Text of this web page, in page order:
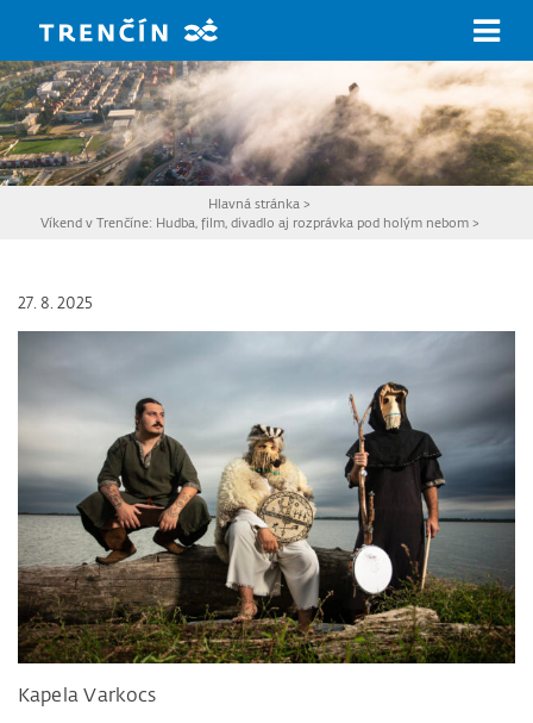
Hlavná stránka >
Víkend v Trenčíne: Hudba, film, divadlo aj rozprávka pod holým nebom>
27. 8. 2025
Kapela Varkocs